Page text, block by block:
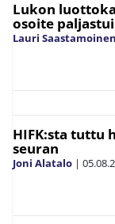
Lukon
osoite paljastui
Lauri Saastamoinen
HIFK:sta tuttu
seuran
Joni Alatalo |